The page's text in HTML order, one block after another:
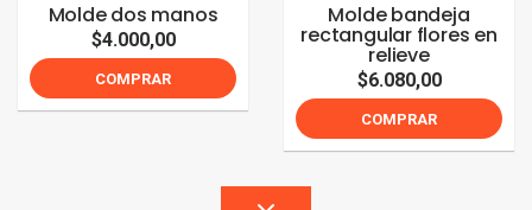
Molde dos manos
$4.000,00
COMPRAR
Molde bandeja
rectangular flores en
relieve
$6.080,00
COMPRAR